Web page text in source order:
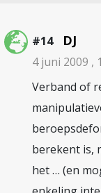
#14 DJ
4 juni 2009 ,
Verband of
berekent is,
het … (en